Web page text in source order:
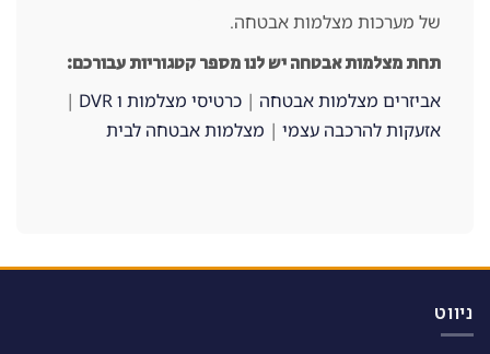
של מערכות מצלמות אבטחה.
תחת מצלמות אבטחה יש לנו מספר קטגוריות עבורכם:
אביזרים מצלמות אבטחה | כרטיסי מצלמות ו DVR
|
אזעקות להרכבה עצמי | מצלמות אבטחה לבית
ניווט